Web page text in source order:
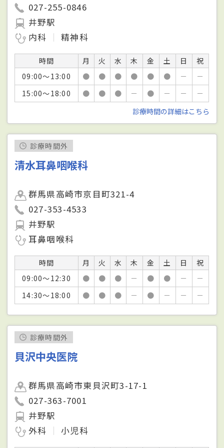
027-255-0846
井野駅
内科
精神科
時間 月 火 水 木 金 土 日
祝
09:00～13:00
● ● ● ● ● ● －
－
15:00～18:00
● ● ● － ● － －
－
診療時間の詳細はこちら
診療時間外
清水耳鼻咽喉科
群馬県高崎市京目町321-4
027-353-4533
井野駅
耳鼻咽喉科
時間 月 火 水 木 金 土 日
祝
09:00～12:30
● ● ● － ● ● －
－
14:30～18:00
● ● ● － ● － － －
診療時間外
貝沢中央医院
群馬県高崎市東貝沢町3-17-1
027-363-7001
井野駅
外科
小児科